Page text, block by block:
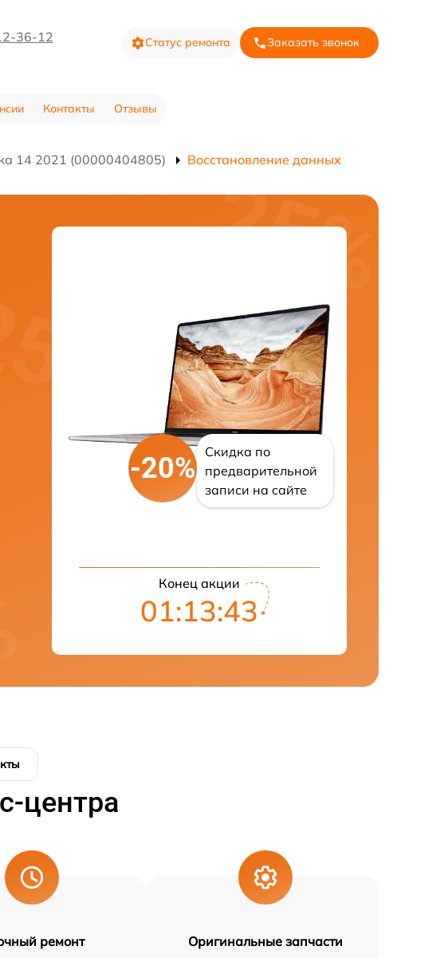
36-12 Статус ремонта Заказать звонок
Контакты Отзывы
14 2021 (00000404805) Восстановление данных
-20%
Скидка по
предварительной
записи на сайте
Конец акции
01:13:42
центра
ремонт Оригинальные запчасти